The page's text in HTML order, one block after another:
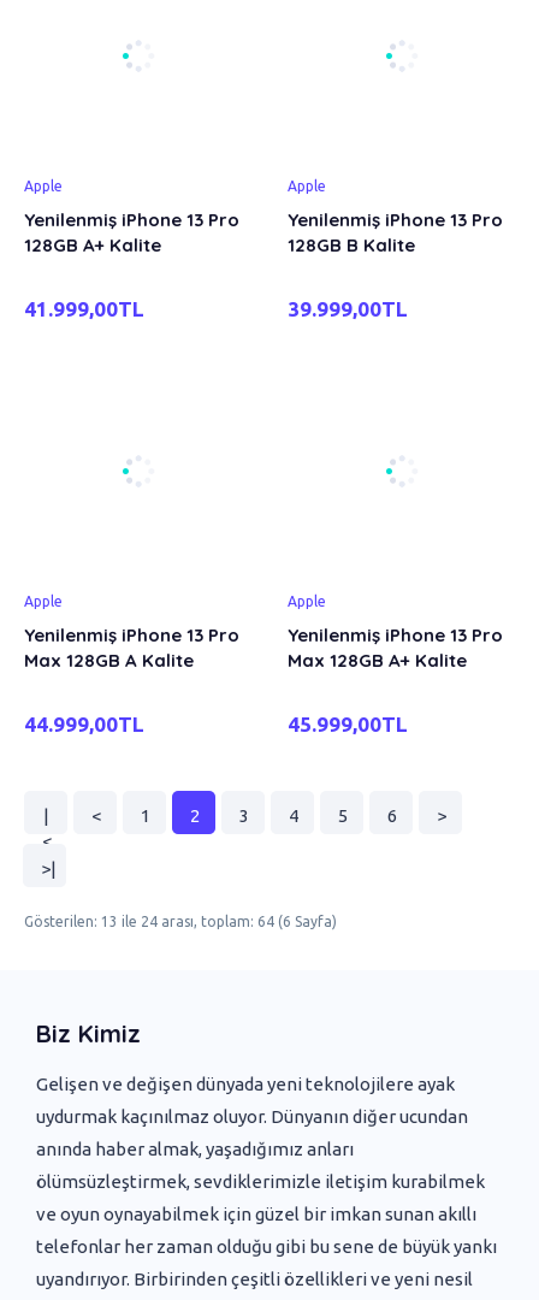
Apple
Yenilenmiş iPhone 13 Pro
128GB A+ Kalite
41.999,00TL
Apple
Yenilenmiş iPhone 13 Pro
128GB B Kalite
39.999,00TL
Apple
Yenilenmiş iPhone 13 Pro
Max 128GB A Kalite
44.999,00TL
Apple
Yenilenmiş iPhone 13 Pro
Max 128GB A+ Kalite
45.999,00TL
|
<
< 1 2 3 4 5 6 >
>|
Gösterilen: 13 ile 24 arası, toplam: 64 (6 Sayfa)
Biz Kimiz
Gelişen ve değişen dünyada yeni ‌teknolojilere ayak
uydurmak kaçınılmaz oluyor. Dünyanın diğer ucundan
anında haber almak, yaşadığımız anları
ölümsüzleştirmek, sevdiklerimizle iletişim kurabilmek
ve oyun oynayabilmek için güzel bir imkan sunan akıllı
telefonlar her zaman olduğu gibi bu sene de büyük yankı
uyandırıyor. Birbirinden çeşitli özellikleri ve yeni nesil